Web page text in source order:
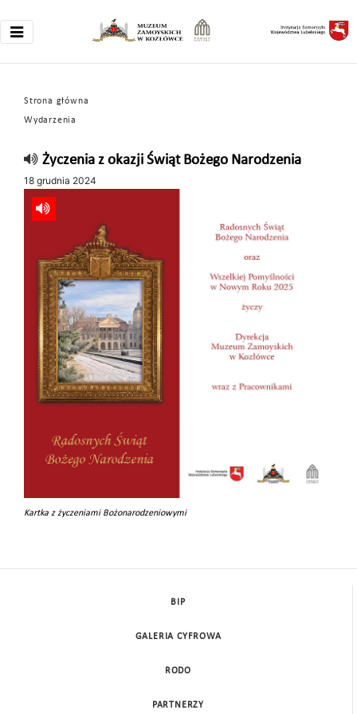
Strona główna
Wydarzenia
Życzenia z okazji Świąt Bożego Narodzenia
18 grudnia 2024
Kartka z życzeniami Bożonarodzeniowymi
BIP
GALERIA CYFROWA
RODO
PARTNERZY